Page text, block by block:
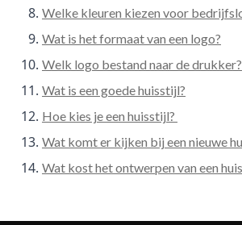
Welke kleuren kiezen voor
Wat is het formaat van een logo?
Welk logo bestand naar de drukker?
Wat is een goede huisstijl?
Hoe kies je een huisstijl?
Wat komt er kijken bij een nieuwe
Wat kost het ontwerpen van een